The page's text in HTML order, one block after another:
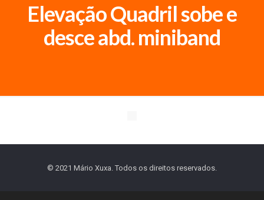
Elevação Quadril sobe e
desce abd. miniband
© 2021 Mário Xuxa. Todos os direitos reservados.